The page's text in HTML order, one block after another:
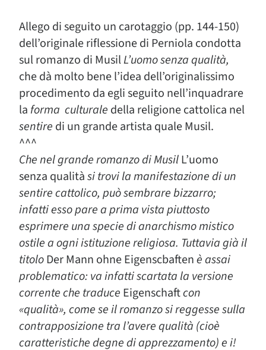
Allego di seguito un carotaggio (pp. 144-150)
dell’originale riflessione di Perniola condotta
sul romanzo di MusilL’uomo senza qualità,
che dà molto bene l’idea dell’originalissimo
procedimento da egli seguito nell’inquadrare
la forma culturale della religione cattolica nel
sentire di un grande artista quale Musil.
^^^
Che nel grande romanzo di MusilL’uomo
senza qualitàsi trovi la manifestazione di un
sentire cattolico, può sembrare bizzarro;
infatti esso pare a prima vista piuttosto
esprimere una specie di anarchismo mistico
ostile a ogni istituzione religiosa. Tuttavia già il
titoloDer Mann ohne Eigenscbaftenè assai
problematico: va infatti scartata la versione
corrente che traduce Eigenschaftcon
«qualità», come se il romanzo si reggesse sulla
contrapposizione tra l’avere qualità (cioè
caratteristiche degne di apprezzamento) e i!